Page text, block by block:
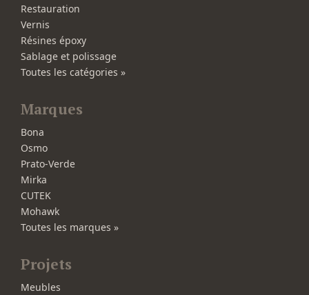
Restauration
Vernis
Résines époxy
Sablage et polissage
Toutes les catégories »
Marques
Bona
Osmo
Prato-Verde
Mirka
CUTEK
Mohawk
Toutes les marques »
Projets
Meubles